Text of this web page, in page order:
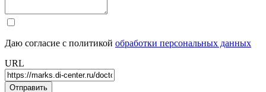
Даю согласие с политикой обработки персональных данных
URL